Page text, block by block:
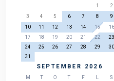
1
2
3
4 5 6 7 8
9
10
11 12 13 14 15
16
17
18 19 20 21 22
23
24
25 26 27 28 29
30
31
SEPTEMBER 2026
M T O T F L
S